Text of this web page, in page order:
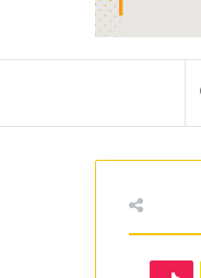
لێ
گەریان